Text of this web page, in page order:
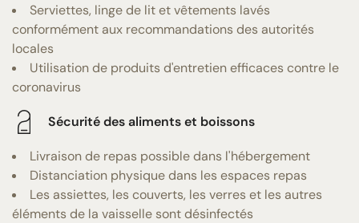
Serviettes, linge de lit et vêtements lavés
conformément aux recommandations des autorités
locales
Utilisation de produits d'entretien efficaces contre le
coronavirus
Sécurité des aliments et boissons
Livraison de repas possible dans l'hébergement
Distanciation physique dans les espaces repas
Les assiettes, les couverts, les verres et les autres
éléments de la vaisselle sont désinfectés